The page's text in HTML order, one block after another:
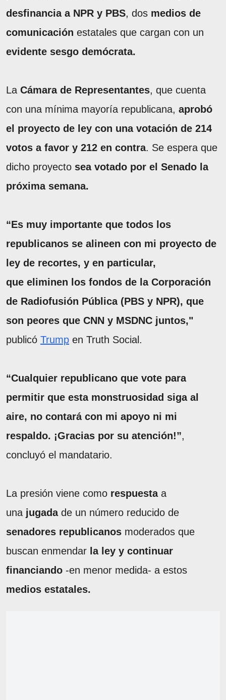
desfinancia a NPR y PBS, dos medios de
comunicación estatales que cargan con un
evidente sesgo demócrata.
La Cámara de Representantes, que cuenta
con una mínima mayoría republicana, aprobó
el proyecto de ley con una votación de 214
votos a favor y 212 en contra. Se espera que
dicho proyecto sea votado por el Senado la
próxima semana.
“Es muy importante que todos los
republicanos se alineen con mi proyecto de
ley de recortes, y en particular,
que eliminen los fondos de la Corporación
de Radiofusión Pública (PBS y NPR), que
son peores que CNN y MSDNC juntos,"
publicó Trump en Truth Social.
“Cualquier republicano que vote para
permitir que esta monstruosidad siga al
aire, no contará con mi apoyo ni mi
respaldo. ¡Gracias por su atención!”,
concluyó el mandatario.
La presión viene como respuestaa
una jugadade un número reducido de
senadores republicanos moderados que
buscan enmendar la ley y continuar
financiando -en menor medida- a estos
medios estatales.